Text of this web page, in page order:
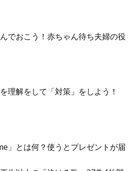
でおこう！赤ちゃん待ち夫婦の役
理解をして「対策」をしよう！
」とは何？使うとプレゼントが届